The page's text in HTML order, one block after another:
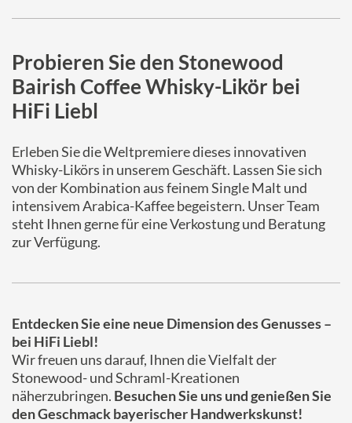
Probieren Sie den Stonewood
Bairish Coffee Whisky-Likör bei
HiFi Liebl
Erleben Sie die Weltpremiere dieses innovativen
Whisky-Likörs in unserem Geschäft. Lassen Sie sich
von der Kombination aus feinem Single Malt und
intensivem Arabica-Kaffee begeistern. Unser Team
steht Ihnen gerne für eine Verkostung und Beratung
zur Verfügung.
Entdecken Sie eine neue Dimension des Genusses –
bei HiFi Liebl!
Wir freuen uns darauf, Ihnen die Vielfalt der
Stonewood- und Schraml-Kreationen
näherzubringen. Besuchen Sie uns und genießen Sie
den Geschmack bayerischer Handwerkskunst!